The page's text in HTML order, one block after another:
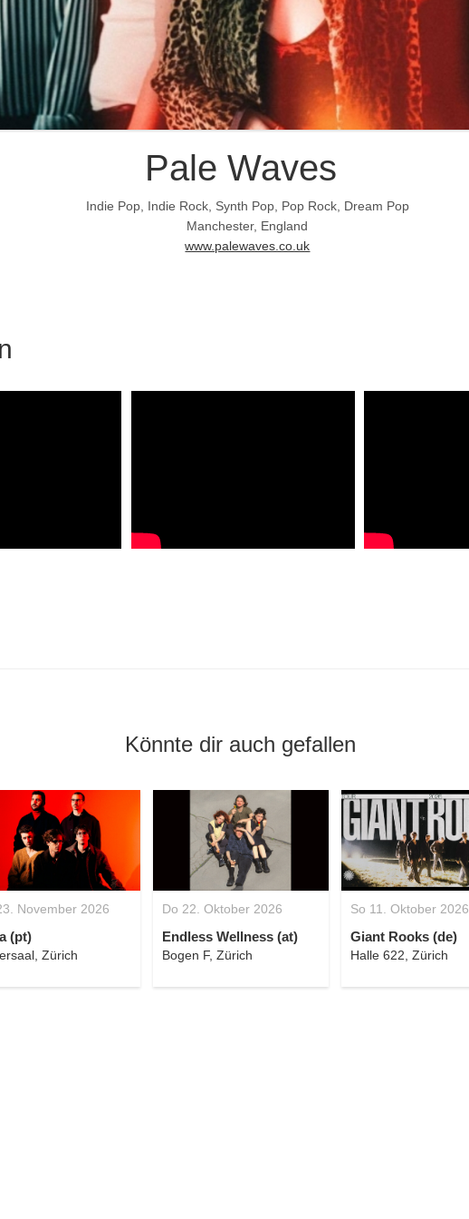
Pale Waves
Indie Pop, Indie Rock, Synth Pop, Pop Rock, Dream Pop
Manchester, England
www.palewaves.co.uk
Könnte dir auch gefallen
November 2026
(pt)
Zürich
Do 22. Oktober 2026
Endless Wellness (at)
Bogen F, Zürich
So 11. Oktober 2026
Giant Rooks (de)
Halle 622, Zürich